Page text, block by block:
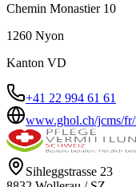
Chemin Monastier 10
1260 Nyon
Kanton VD
+41 22 994 61 61
www.ghol.ch/jcms/
Sihleggstrasse 23